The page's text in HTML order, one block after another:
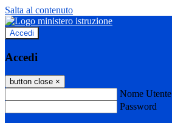
Salta al contenuto
Accedi
Accedi
button close ×
Nome Utente
Password